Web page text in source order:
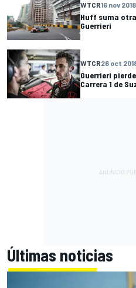
WTCR16 nov 2018
Huff suma
Guerrieri
WTCR26 oct
Guerrieri
Carrera 1 de
Últimas noticias